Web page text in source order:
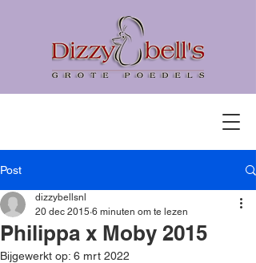
Post
Philippa x Moby 2015
dizzybellsnl
20 dec 2015 6 minuten om te lezen
Bijgewerkt op: 6 mrt 2022